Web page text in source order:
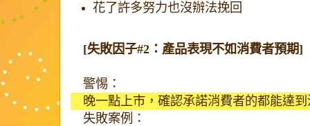
花了許多努力也沒辦法挽回
[失敗因子#2：產品表現不如消費者預期]
警惕：
晚一點上市，確認承諾消費者的都能達
失敗案例：